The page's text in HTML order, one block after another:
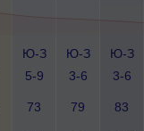
Ю-З
5-9
Ю-З
3-6
Ю-З
3-6
73 79 83